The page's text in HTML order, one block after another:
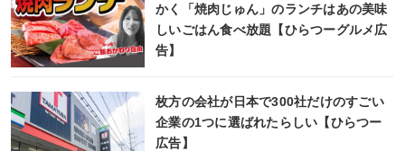
かく「焼肉じゅん」のランチはあの美味
しいごはん食べ放題【ひらつーグルメ広
告】
枚方の会社が日本で300社だけのすごい
企業の1つに選ばれたらしい【ひらつー
広告】